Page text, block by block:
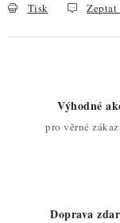
Tisk Zeptat
Výhodné
pro věrné
Doprava